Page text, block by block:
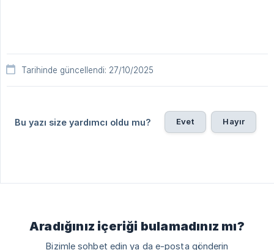
Tarihinde güncellendi: 27/10/2025
Bu yazı size yardımcı oldu mu? Evet Hayır
Aradığınız içeriği bulamadınız mı?
Bizimle sohbet edin ya da e-posta gönderin